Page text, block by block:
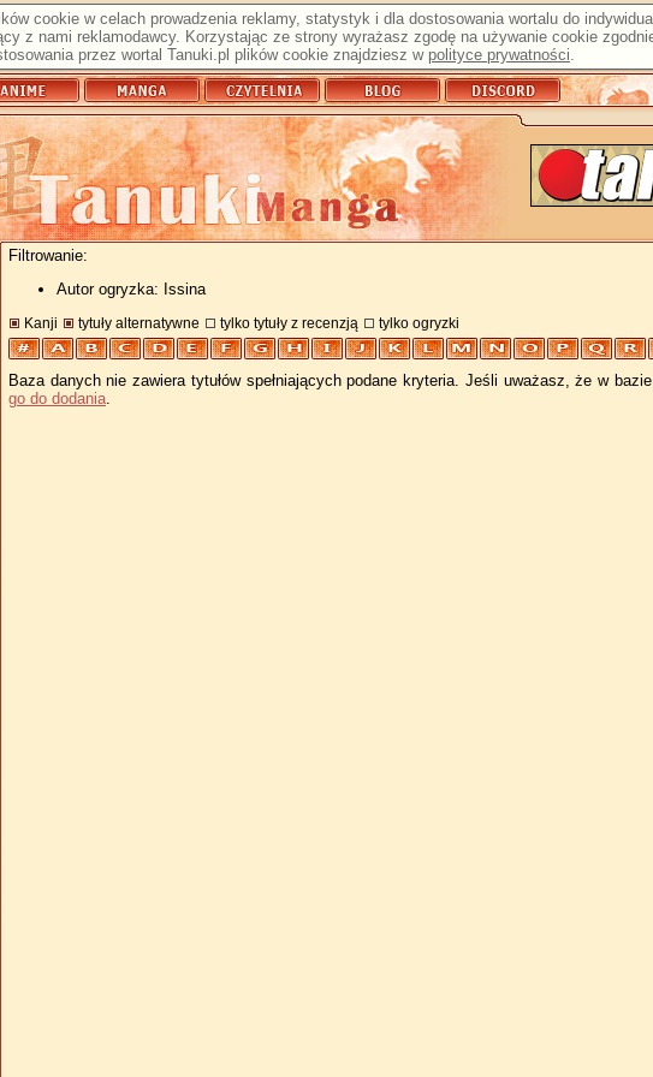
cookie w celach prowadzenia reklamy, statystyk i dla dostosowania wortalu do
z nami reklamodawcy. Korzystając ze strony wyrażasz zgodę na używanie cookie
przez wortal Tanuki.pl plików cookie znajdziesz w polityce prywatności.
Filtrowanie:
Autor ogryzka: Issina
Kanji tytuły alternatywne tylko tytuły z recenzją tylko ogryzki
Baza danych nie zawiera tytułów spełniających podane kryteria. Jeśli uważasz, że w
go do dodania.